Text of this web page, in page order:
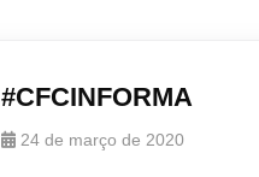
#CFCINFORMA
24 de março de 2020